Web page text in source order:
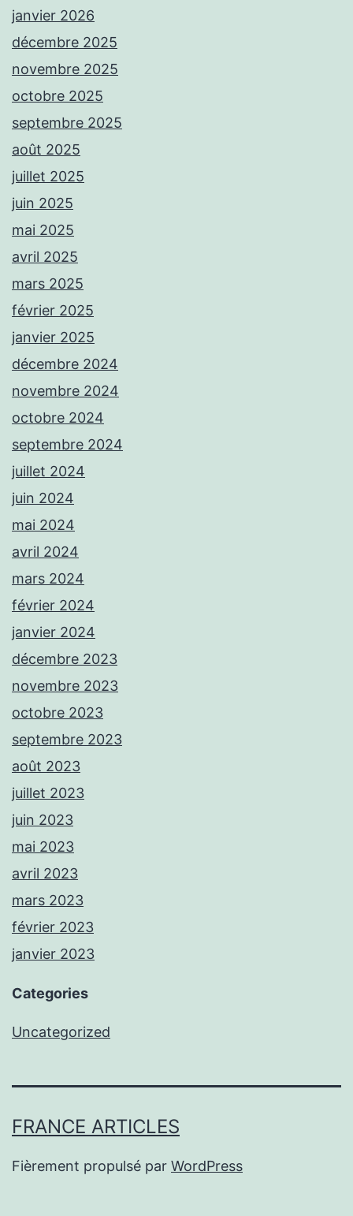
janvier 2026
décembre 2025
novembre 2025
octobre 2025
septembre 2025
août 2025
juillet 2025
juin 2025
mai 2025
avril 2025
mars 2025
février 2025
janvier 2025
décembre 2024
novembre 2024
octobre 2024
septembre 2024
juillet 2024
juin 2024
mai 2024
avril 2024
mars 2024
février 2024
janvier 2024
décembre 2023
novembre 2023
octobre 2023
septembre 2023
août 2023
juillet 2023
juin 2023
mai 2023
avril 2023
mars 2023
février 2023
janvier 2023
Categories
Uncategorized
FRANCE ARTICLES
Fièrement propulsé par WordPress